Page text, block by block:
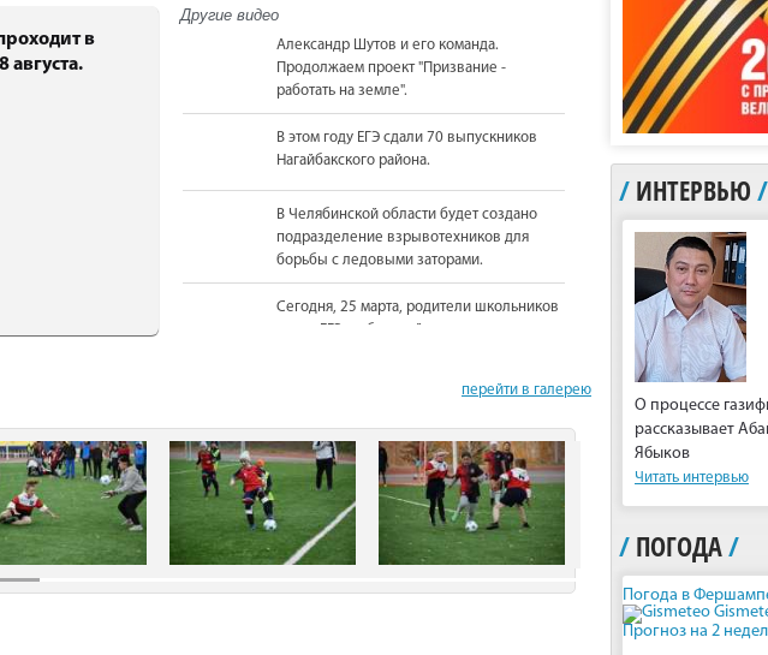
в
августа.
Другие видео
Александр Шутов и его команда.
Продолжаем проект "Призвание -
работать на земле".
В этом году ЕГЭ сдали 70 выпускников
Нагайбакского района.
В Челябинской области будет создано
подразделение взрывотехников для
борьбы с ледовыми заторами.
Сегодня, 25 марта, родители школьников
сдали ЕГЭ по базовой математике.
На должность Уполномоченного по
вновь назначена Юлия Сударенко
Юные читатели приняли участие в
чемпионате по чтению вслух.
В Нагайбакском районе установлен
перейти в галерею
/ ИНТЕРВЬЮ /
О процессе
рассказывает
Ябыков
Читать интервью
/ ПОГОДА/
Погода в
Прогноз на 2